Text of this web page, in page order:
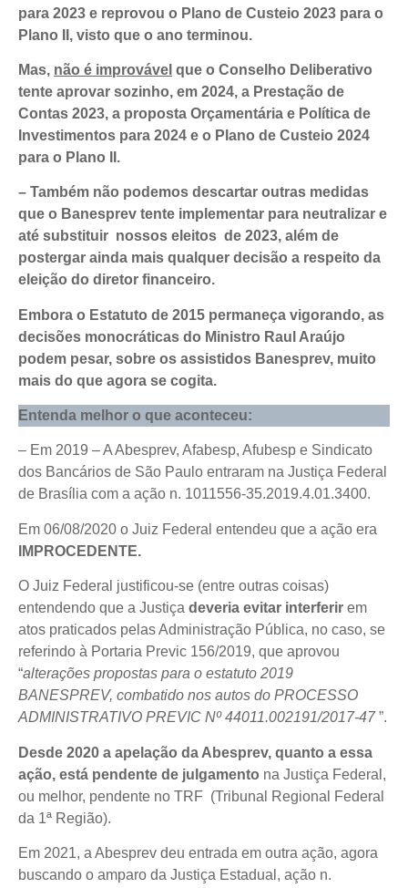
para 2023 e reprovou o Plano de Custeio 2023 para o
Plano II, visto que o ano terminou.
Mas, não é improvável que o Conselho Deliberativo
tente aprovar sozinho, em 2024, a Prestação de
Contas 2023, a proposta Orçamentária e Política de
Investimentos para 2024 e o Plano de Custeio 2024
para o Plano II.
– Também não podemos descartar outras medidas
que o Banesprev tente implementar para neutralizar e
até substituir nossos eleitos de 2023, além de
postergar ainda mais qualquer decisão a respeito da
eleição do diretor financeiro.
Embora o Estatuto de 2015 permaneça vigorando, as
decisões monocráticas do Ministro Raul Araújo
podem pesar, sobre os assistidos Banesprev, muito
mais do que agora se cogita.
Entenda melhor o que aconteceu:
– Em 2019 – A Abesprev, Afabesp, Afubesp e Sindicato
dos Bancários de São Paulo entraram na Justiça Federal
de Brasília com a ação n. 1011556-35.2019.4.01.3400.
Em 06/08/2020 o Juiz Federal entendeu que a ação era
IMPROCEDENTE.
O Juiz Federal justificou-se (entre outras coisas)
entendendo que a Justiça deveria evitar interferir em
atos praticados pelas Administração Pública, no caso, se
referindo à Portaria Previc 156/2019, que aprovou
“alterações propostas para o estatuto 2019
BANESPREV, combatido nos autos do PROCESSO
ADMINISTRATIVO PREVIC Nº 44011.002191/2017-47”.
Desde 2020 a apelação da Abesprev, quanto a essa
ação, está pendente de julgamento na Justiça Federal,
ou melhor, pendente no TRF (Tribunal Regional Federal
da 1ª Região).
Em 2021, a Abesprev deu entrada em outra ação, agora
buscando o amparo da Justiça Estadual, ação n.